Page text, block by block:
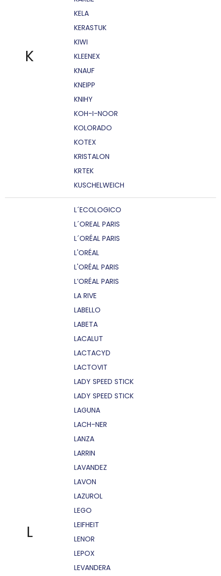
K
KELA
KERASTUK
KIWI
KLEENEX
KNAUF
KNEIPP
KNIHY
KOH-I-NOOR
KOLORADO
KOTEX
KRISTALON
KRTEK
KUSCHELWEICH
L
L´ECOLOGICO
L´OREAL PARIS
L´ORÉAL PARIS
L'ORÉAL
L'ORÉAL PARIS
L’ORÉAL PARIS
LA RIVE
LABELLO
LABETA
LACALUT
LACTACYD
LACTOVIT
LADY SPEED STICK
LADY SPEED STICK
LAGUNA
LACH-NER
LANZA
LARRIN
LAVANDEZ
LAVON
LAZUROL
LEGO
LEIFHEIT
LENOR
LEPOX
LEVANDERA